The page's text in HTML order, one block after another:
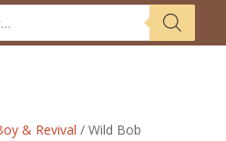
& Revival / Wild Bob